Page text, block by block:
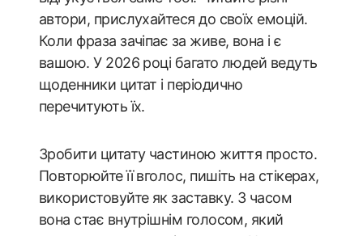
автори, прислухайтеся до своїх емоцій.
Коли фраза зачіпає за живе, вона і є
вашою. У 2026 році багато людей ведуть
щоденники цитат і періодично
перечитують їх.
Зробити цитату частиною життя просто.
Повторюйте її вголос, пишіть на стікерах,
використовуйте як заставку. З часом
вона стає внутрішнім голосом, який